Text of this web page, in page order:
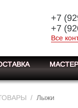
+7
+7
Все
/ Лыжи